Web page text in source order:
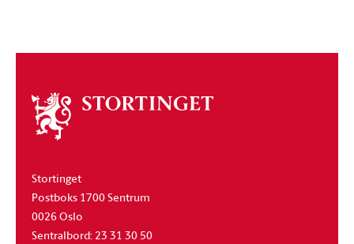
Om
stortinget
Stortinget
Postboks 1700 Sentrum
0026 Oslo
Sentralbord: 23 31 30 50